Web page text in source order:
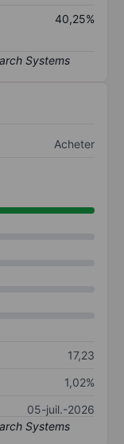
40,25%
Acheter
17,23
1,02%
05-juil.-2026